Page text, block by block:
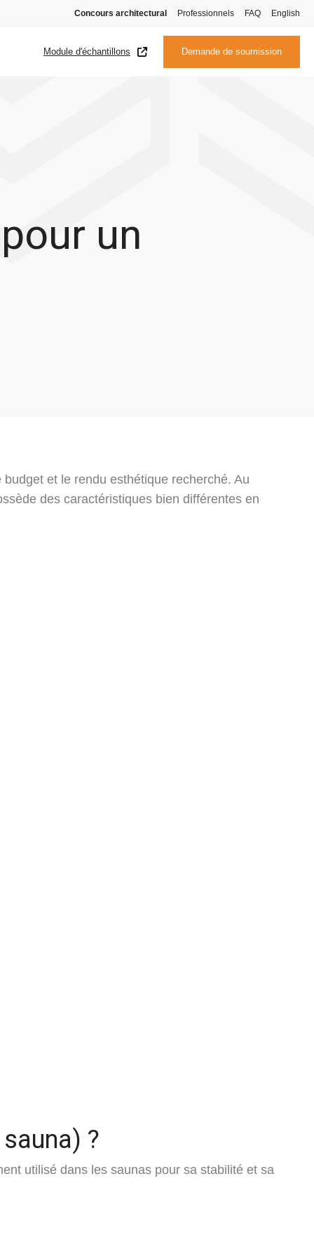
Concours architectural Professionnels FAQ English
Module d'échantillons Demande de soumission
un
et le rendu esthétique recherché. Au
des caractéristiques bien différentes en
?
utilisé dans les saunas pour sa stabilité et sa